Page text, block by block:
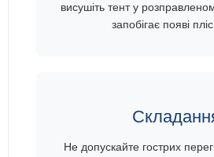
висушіть тент у
запобігає появі
Не допускайте гострих